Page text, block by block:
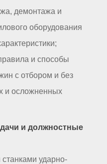
демонтажа и
оборудования
и способы
с отбором и без
и осложненных
и должностные
ударно-